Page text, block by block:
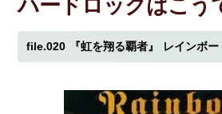
ハードロックはこう
file.020 『虹を翔る覇者』 レインボー